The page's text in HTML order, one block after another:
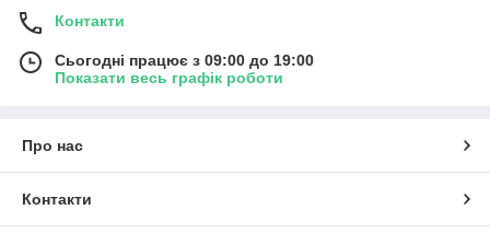
Контакти
Сьогодні працює з 09:00 до 19:00
Показати весь графік роботи
Про нас
Контакти